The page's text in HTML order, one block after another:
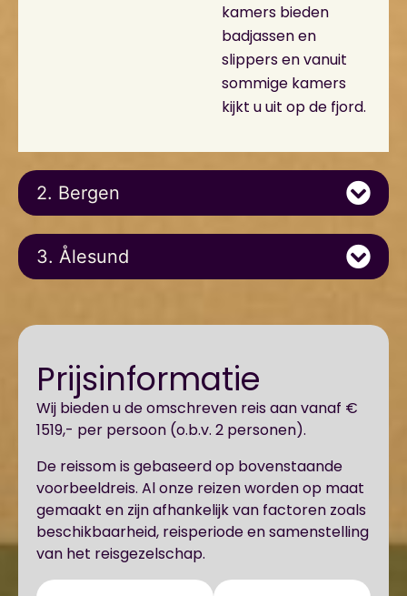
kamers bieden
badjassen en
slippers en vanuit
sommige kamers
kijkt u uit op de fjord.
2. Bergen
3. Ålesund
Prijsinformatie
Wij bieden u de omschreven reis aan vanaf €
1519,- per persoon (o.b.v. 2 personen).
De reissom is gebaseerd op bovenstaande
voorbeeldreis. Al onze reizen worden op maat
gemaakt en zijn afhankelijk van factoren zoals
beschikbaarheid, reisperiode en samenstelling
van het reisgezelschap.